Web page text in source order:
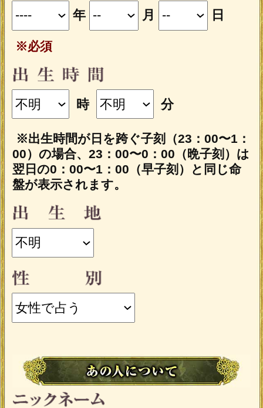
00）の場合、23：00〜0：00（晩子刻）は
翌日の0：00〜1：00（早子刻）と同じ命
盤が表示されます。
あの人の性別は、あなたと逆の性別が自
動的に設定されます。
入力した情報を記録しますか？
「一部無料で鑑定する」
と、鑑定結果の一部を無料でご覧になれ
ます。
こちらのメニューはうらなえる本格占
い会員割引対象メニューです。
会員以外の方のご利用には通常価格
1,870円(税込)/1回 が必要です。
※ご購入時にうらなえる本格占い会員の
IDでログイン済みの場合に、会員価格が